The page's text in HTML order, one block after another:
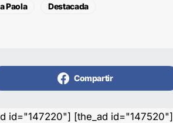
Paola Destacada
Compartir
id="147220"] [the_ad id="147520"]